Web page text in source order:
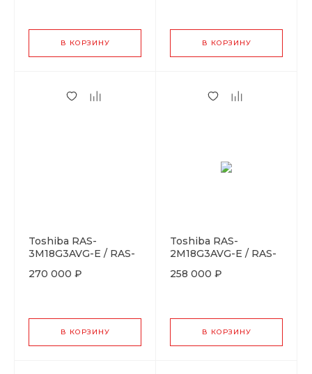
В КОРЗИНУ В КОРЗИНУ
Toshiba RAS-
3M18G3AVG-E / RAS-
B05CKVG-EEx2
270 000 ₽
В КОРЗИНУ
Toshiba RAS-
2M18G3AVG-E / RAS-
258 000 ₽
В КОРЗИНУ